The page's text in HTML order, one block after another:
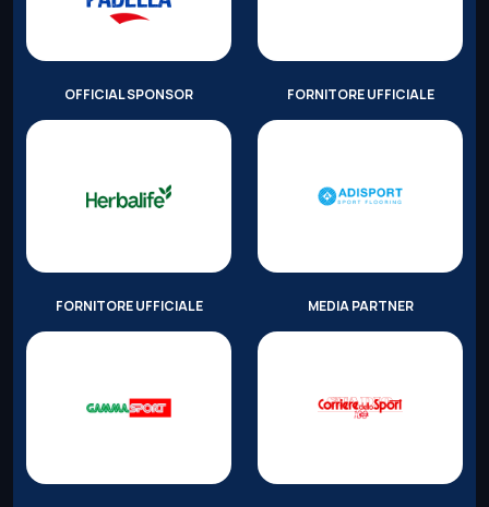
OFFICIAL SPONSOR FORNITORE UFFICIALE
FORNITORE UFFICIALE MEDIA PARTNER